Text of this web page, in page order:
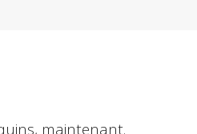
maintenant.